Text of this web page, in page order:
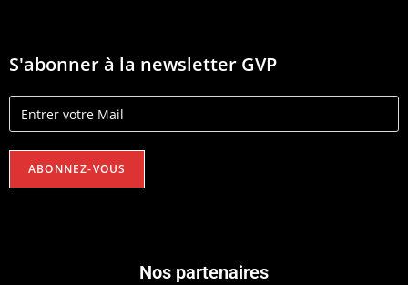
S'abonner à la newsletter GVP
Nos partenaires